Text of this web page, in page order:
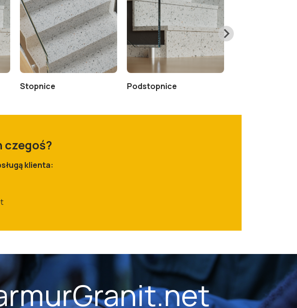
Stopnice Podstopnice
czegoś?
klienta: